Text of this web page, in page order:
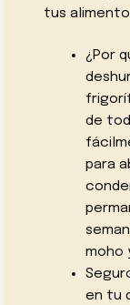
tus
¿Por
de
para
moho
en tu